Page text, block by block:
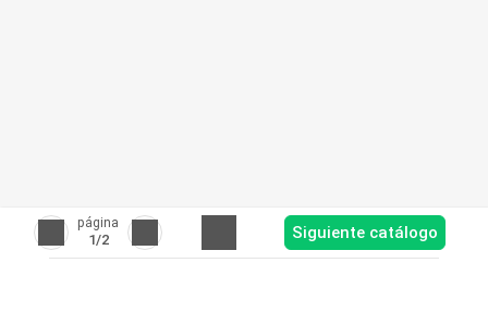
página
1/2 Siguiente catálogo